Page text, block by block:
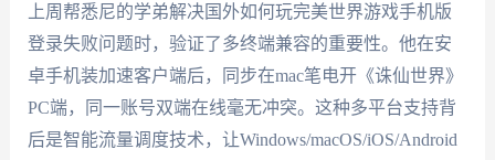
上周帮悉尼的学弟解决国外如何玩完美世界游戏手机版
登录失败问题时，验证了多终端兼容的重要性。他在安
卓手机装加速客户端后，同步在mac笔电开《诛仙世界》
PC端，同一账号双端在线毫无冲突。这种多平台支持背
后是智能流量调度技术，让Windows/macOS/iOS/Android